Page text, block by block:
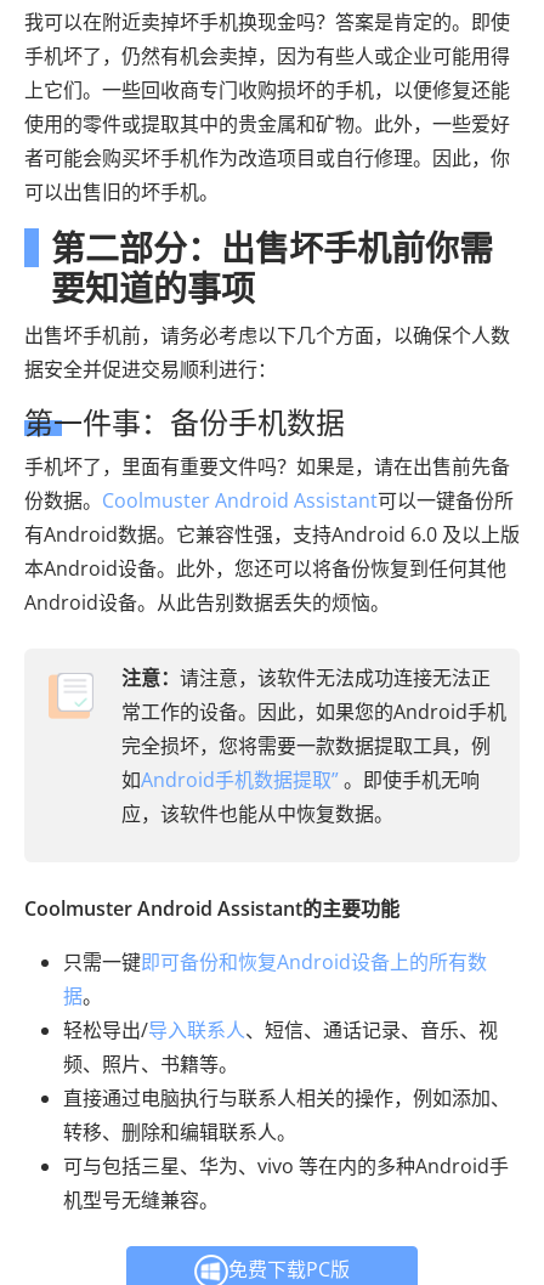
我可以在附近卖掉坏手机换现金吗？答案是肯定的。即使
手机坏了，仍然有机会卖掉，因为有些人或企业可能用得
上它们。一些回收商专门收购损坏的手机，以便修复还能
使用的零件或提取其中的贵金属和矿物。此外，一些爱好
者可能会购买坏手机作为改造项目或自行修理。因此，你
可以出售旧的坏手机。
第二部分：出售坏手机前你需
要知道的事项
出售坏手机前，请务必考虑以下几个方面，以确保个人数
据安全并促进交易顺利进行：
第一件事：备份手机数据
手机坏了，里面有重要文件吗？如果是，请在出售前先备
份数据。 Coolmuster Android Assistant可以一键备份所
有Android数据。它兼容性强，支持Android 6.0 及以上版
本Android设备。此外，您还可以将备份恢复到任何其他
Android设备。从此告别数据丢失的烦恼。
注意： 请注意，该软件无法成功连接无法正
常工作的设备。因此，如果您的Android手机
完全损坏，您将需要一款数据提取工具，例
如Android手机数据提取”。即使手机无响
应，该软件也能从中恢复数据。
Coolmuster Android Assistant的主要功能
只需一键即可备份和恢复Android设备上的所有数
据。
轻松导出/导入联系人、短信、通话记录、音乐、视
频、照片、书籍等。
直接通过电脑执行与联系人相关的操作，例如添加、
转移、删除和编辑联系人。
可与包括三星、华为、vivo 等在内的多种Android手
机型号无缝兼容。
免费下载PC版